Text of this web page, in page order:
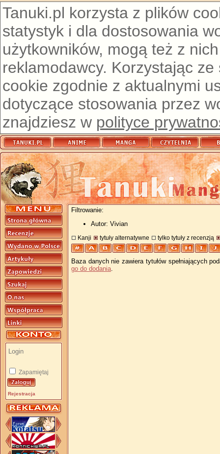
Tanuki.pl korzysta z plików
statystyk i dla dostosowania
użytkowników, mogą też z
reklamodawcy. Korzystając
cookie zgodnie z aktualnymi
dotyczące stosowania przez
znajdziesz w polityce
Zapamiętaj
Rejestracja
Filtrowanie:
Autor: Vivian
Kanji tytuły alternatywne tylko tytuły z recenzją
Baza danych nie zawiera tytułów spełniających
go do dodania.